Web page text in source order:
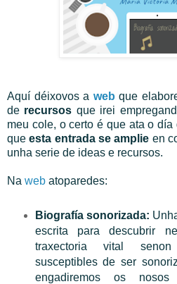
Aquí déixovos a web que
de recursos que irei
meu cole, o certo é que ata o
queesta entrada se amplie en
unha serie de ideas e recursos.
Na web atoparedes:
Biografía sonorizada:
escrita para descubrir
traxectoria vital
susceptibles de ser
engadiremos os